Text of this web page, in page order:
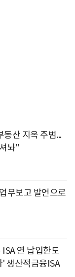
산 지옥 주범...
놔"
무보고 발언으로
연 납입한도
생산적금융ISA